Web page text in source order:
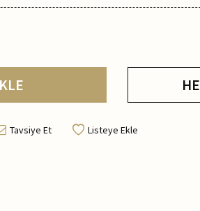
Tavsiye Et Listeye Ekle